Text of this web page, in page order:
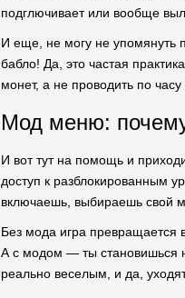
подглючивает или вообще
И еще, не могу не упомянуть
бабло! Да, это частая
монет, а не проводить по
Мод меню:
И вот тут на помощь и
доступ к разблокированным
включаешь, выбираешь свой
Без мода игра превращается
А с модом — ты становишься
реально веселым, и да,